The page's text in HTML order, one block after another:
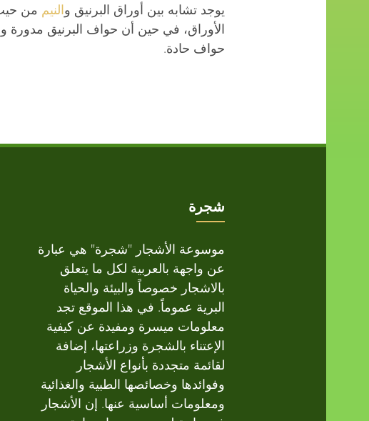
يوجد تشابه بين أوراق البرنيق والنيم من
الأوراق، في حين أن حواف البرنيق مدورة
حواف حادة.
شجرة
موسوعة الأشجار "شجرة" هي عبارة
عن واجهة بالعربية لكل ما يتعلق
بالاشجار خصوصاً والبيئة والحياة
البرية عموماً. في هذا الموقع تجد
معلومات ميسرة ومفيدة عن كيفية
الإعتناء بالشجرة وزراعتها، إضافة
لقائمة متجددة بأنواع الأشجار
وفوائدها وخصائصها الطبية والغذائية
ومعلومات أساسية عنها. إن الأشجار